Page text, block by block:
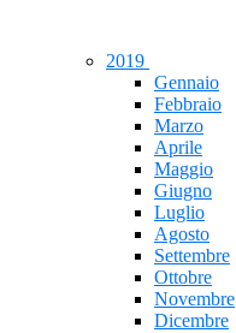
2019
Gennaio
Febbraio
Marzo
Aprile
Maggio
Giugno
Luglio
Agosto
Settembre
Ottobre
Novembre
Dicembre